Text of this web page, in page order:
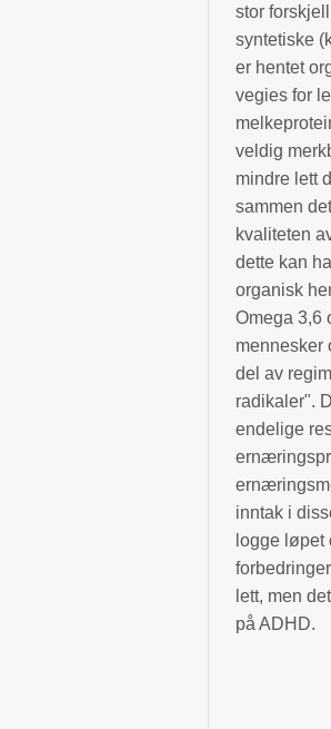
stor
syntetiske
er hentet
vegies for
veldig
mindre lett
sammen
kvaliteten
dette kan
organisk
Omega 3,6
mennesker
del av
radikaler".
endelige
inntak i
logge løpet
lett, men
på ADHD.